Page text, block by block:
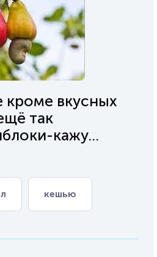
кроме вкусных
так
кажу...
кешью